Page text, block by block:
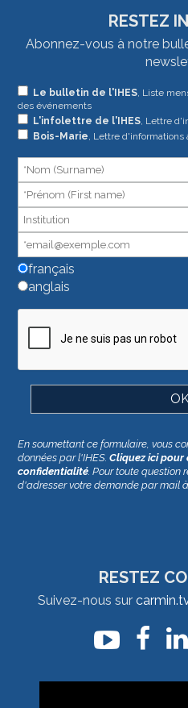
RESTEZ
Abonnez-vous à notre
Le bulletin de l'IHES , Liste
des événements
L'infolettre de l'IHES, Lettre
Bois-Marie, Lettre d'informations
français
anglais
Si
vous
êtes
humain,
ne
remplissez
pas
ce
champ.
En soumettant ce formulaire, vous
données par l'IHES.Cliquez ici
confidentialité . Pour toute question
d'adresser votre demande par mail
RESTEZ
Suivez-nous sur